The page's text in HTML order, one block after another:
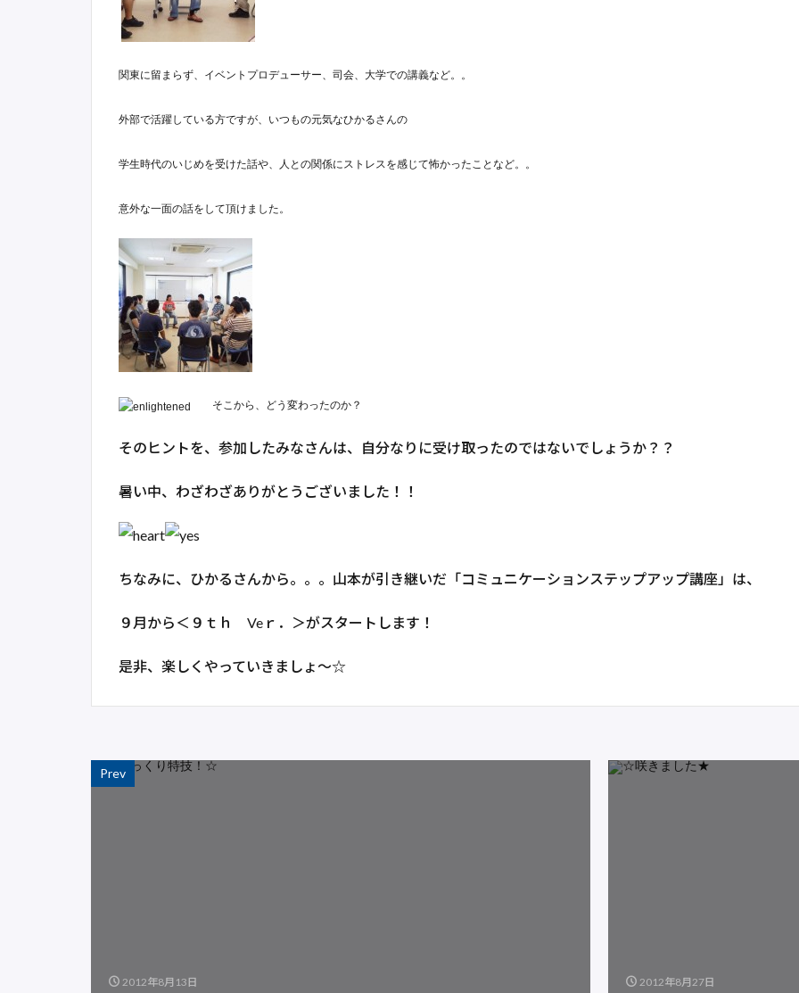
関東に留まらず、イベントプロデューサー、司会、大学での講義など。。
外部で活躍している方ですが、 いつもの元気なひかるさんの
学生時代のいじめを受けた話や、人との関係にストレスを感じて怖かったことなど。。
意外な一面の話をして頂けました。
そこから、どう変わったのか？
そのヒントを、参加したみなさんは、自分なりに受け取ったのではないでしょうか？？
暑い中、わざわざありがとうございました！！
ちなみに、ひかるさんから。。。山本が引き継いだ「コミュニケーションステップアップ講座」は、
９月から＜９ｔｈ Veｒ．＞がスタートします！
是非、楽しくやっていきましょ～☆
Prev
2012年8月13日 2012年8月27日